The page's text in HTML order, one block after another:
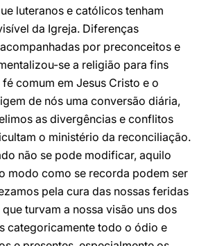
luteranos e católicos tenham
da Igreja. Diferenças
por preconceitos e
se a religião para fins
comum em Jesus Cristo e o
de nós uma conversão diária,
as divergências e conflitos
o ministério da reconciliação.
não se pode modificar, aquilo
modo como se recorda podem ser
pela cura das nossas feridas
turvam a nossa visão uns dos
categoricamente todo o ódio e